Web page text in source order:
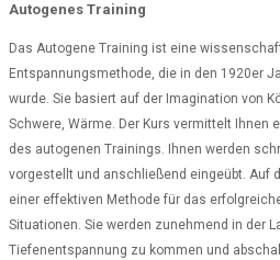
Autogenes Training
Das Autogene Training ist eine
Entspannungsmethode, die in den 1920er
wurde. Sie basiert auf der Imagination von
Schwere, Wärme. Der Kurs vermittelt Ihnen
des autogenen Trainings. Ihnen werden
vorgestellt und anschließend eingeübt. Auf
einer effektiven Methode für das
Situationen. Sie werden zunehmend in der
Tiefenentspannung zu kommen und